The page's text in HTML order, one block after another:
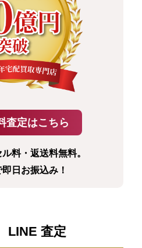
料・返送料無料。
日お振込み！
LINE 査定